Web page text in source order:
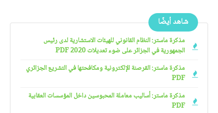
شاهد أيضًا
مذكرة ماستر: النظام القانوني للهيئات الاستشارية لدى رئيس
الجمهورية في الجزائر على ضوء تعديلات 2020 PDF
مذكرة ماستر: القرصنة الإلكترونية ومكافحتها في التشريع الجزائري
PDF
مذكرة ماستر: أساليب معاملة المحبوسين داخل المؤسسات العقابية
PDF